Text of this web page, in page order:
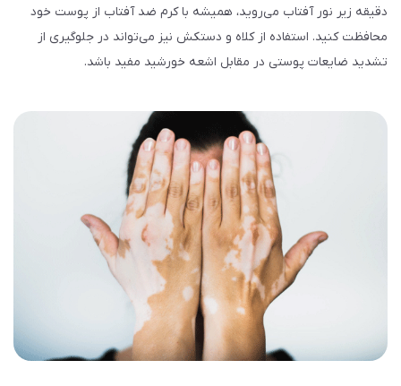
دقیقه زیر نور آفتاب می‌روید، همیشه با کرم ضد آفتاب از پوست خود
محافظت کنید. استفاده از کلاه و دستکش نیز می‌تواند در جلوگیری از
تشدید ضایعات پوستی در مقابل اشعه خورشید مفید باشد.